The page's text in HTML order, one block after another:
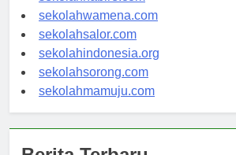
sekolahnabire.com
sekolahwamena.com
sekolahsalor.com
sekolahindonesia.org
sekolahsorong.com